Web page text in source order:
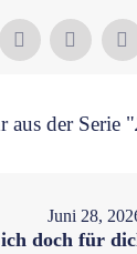
aus der Serie "
Juni 28,
doch für